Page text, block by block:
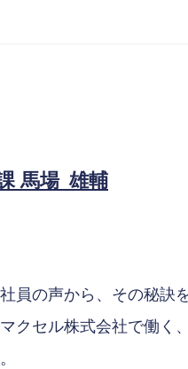
馬場 雄輔
員の声から、その秘訣
クセル株式会社で働く